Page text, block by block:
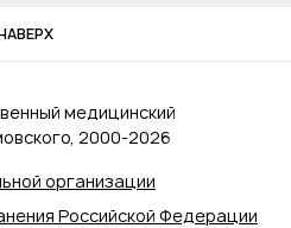
организации
Российской Федерации
медицинский
2000‑2026